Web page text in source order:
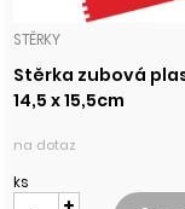
STĚRKY
Stěrka zubová
14,5 x 15,5cm
na dotaz
ks